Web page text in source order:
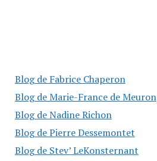
Blog de Fabrice Chaperon
Blog de Marie-France de Meuron
Blog de Nadine Richon
Blog de Pierre Dessemontet
Blog de Stev’ LeKonsternant